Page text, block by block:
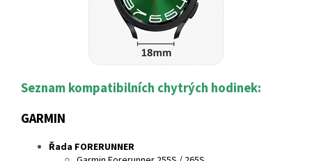
Seznam kompatibilních chytrých hodinek:
GARMIN
Řada FORERUNNER